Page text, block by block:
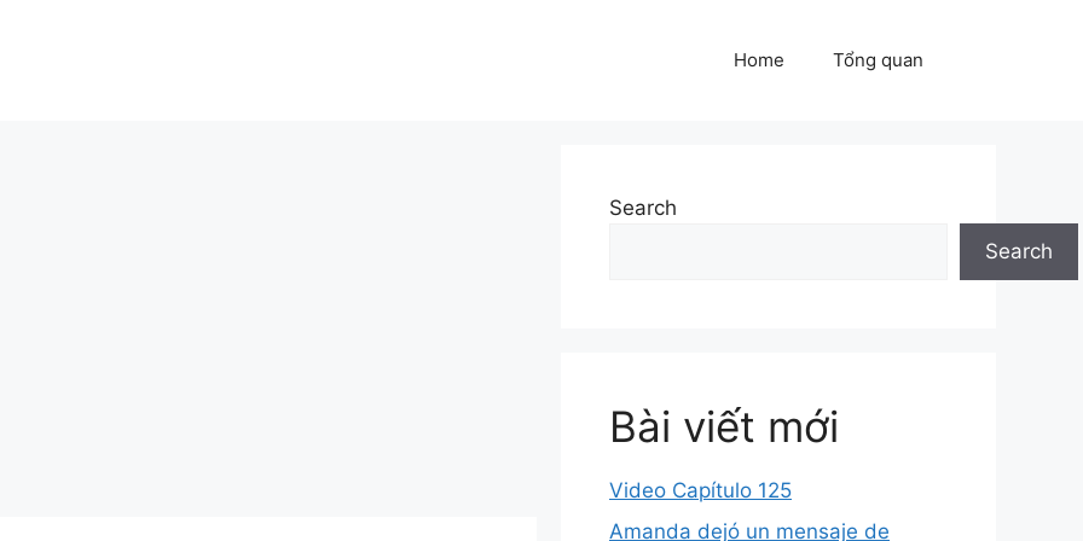
Home Tổng quan
Search
Search
Bài viết mới
Video Capítulo 125
Amanda dejó un mensaje de